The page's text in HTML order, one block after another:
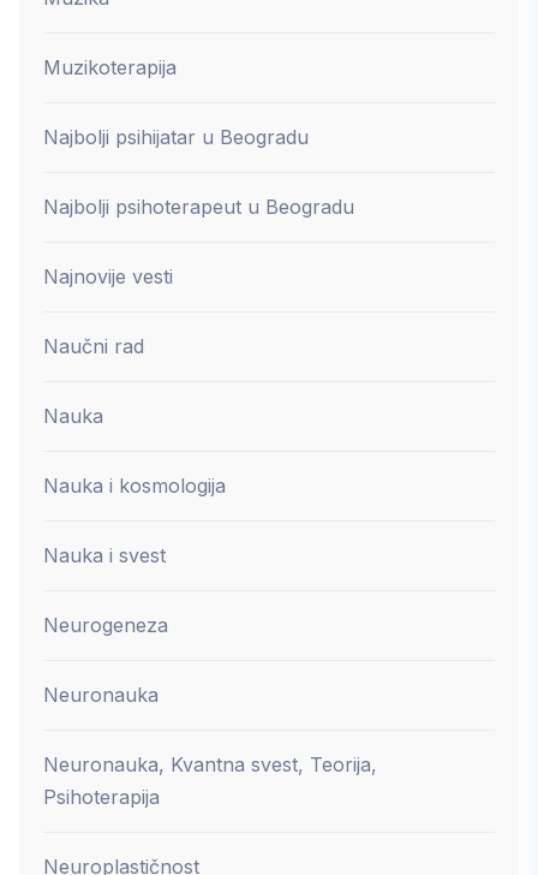
Muzikoterapija
Najbolji psihijatar u Beogradu
Najbolji psihoterapeut u Beogradu
Najnovije vesti
Naučni rad
Nauka
Nauka i kosmologija
Nauka i svest
Neurogeneza
Neuronauka
Neuronauka, Kvantna svest, Teorija,
Psihoterapija
Neuroplastičnost